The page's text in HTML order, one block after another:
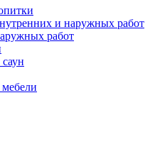
и наружных работ
работ